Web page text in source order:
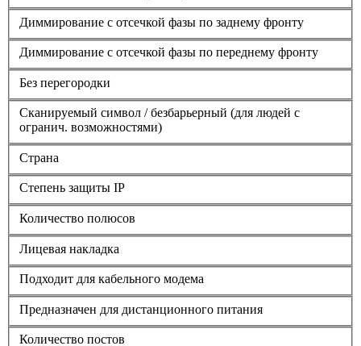
Диммирование с отсечкой фазы по заднему фронту
Диммирование с отсечкой фазы по переднему фронту
Без перегородки
Сканируемый символ / безбарьерный (для людей с
огранич. возможностями)
Страна
Степень защиты IP
Количество полюсов
Лицевая накладка
Подходит для кабельного модема
Предназначен для дистанционного питания
Количество постов